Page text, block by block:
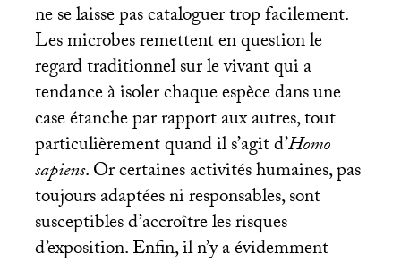
ne se laisse pas cataloguer trop facilement.
Les microbes remettent en question le
regard traditionnel sur le vivant qui a
tendance à isoler chaque espèce dans une
case étanche par rapport aux autres, tout
particulièrement quand il s’agit d’Homo
sapiens. Or certaines activités humaines, pas
toujours adaptées ni responsables, sont
susceptibles d’accroître les risques
d’exposition. Enfin, il n’y a évidemment